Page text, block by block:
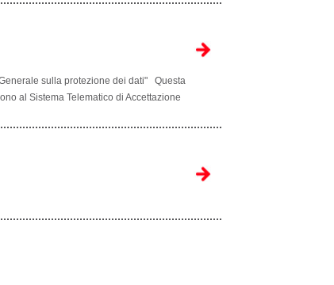
sulla protezione dei dati" Questa
al Sistema Telematico di Accettazione